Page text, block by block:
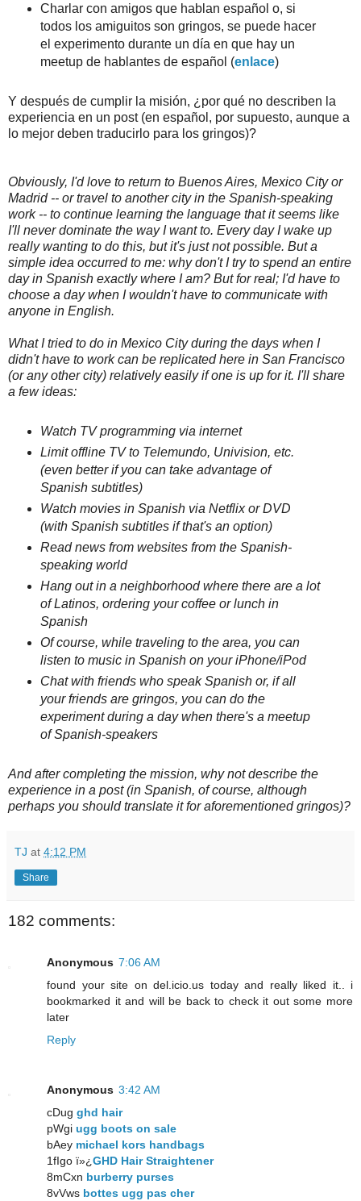
Charlar con amigos que hablan español o, si
todos los amiguitos son gringos, se puede hacer
el experimento durante un día en que hay un
meetup de hablantes de español (enlace)
Y después de cumplir la misión, ¿por qué no describen la
experiencia en un post (en español, por supuesto, aunque a
lo mejor deben traducirlo para los gringos)?
Obviously, I'd love to return to Buenos Aires, Mexico City or
Madrid -- or travel to another city in the Spanish-speaking
work -- to continue learning the language that it seems like
I'll never dominate the way I want to. Every day I wake up
really wanting to do this, but it's just not possible. But a
simple idea occurred to me: why don't I try to spend an entire
day in Spanish exactly where I am? But for real; I'd have to
choose a day when I wouldn't have to communicate with
anyone in English.
What I tried to do in Mexico City during the days when I
didn't have to work can be replicated here in San Francisco
(or any other city) relatively easily if one is up for it. I'll share
a few ideas:
Watch TV programming via internet
Limit offline TV to Telemundo, Univision, etc.
(even better if you can take advantage of
Spanish subtitles)
Watch movies in Spanish via Netflix or DVD
(with Spanish subtitles if that's an option)
Read news from websites from the Spanish-
speaking world
Hang out in a neighborhood where there are a lot
of Latinos, ordering your coffee or lunch in
Spanish
Of course, while traveling to the area, you can
listen to music in Spanish on your iPhone/iPod
Chat with friends who speak Spanish or, if all
your friends are gringos, you can do the
experiment during a day when there's a meetup
of Spanish-speakers
And after completing the mission, why not describe the
experience in a post (in Spanish, of course, although
perhaps you should translate it for aforementioned gringos)?
TJ at 4:12 PM
Share
182 comments:
Anonymous 7:06 AM
found your site on del.icio.us today and really liked it.. i
bookmarked it and will be back to check it out some more
later
Reply
Anonymous 3:42 AM
cDug ghd hair
pWgi ugg boots on sale
bAey michael kors handbags
1fIgo ï»¿GHD Hair Straightener
8mCxn burberry purses
8vVws bottes ugg pas cher